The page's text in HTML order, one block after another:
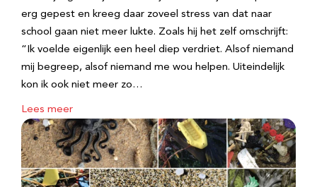
erg gepest en kreeg daar zoveel stress van dat naar
school gaan niet meer lukte. Zoals hij het zelf omschrijft:
“Ik voelde eigenlijk een heel diep verdriet. Alsof niemand
mij begreep, alsof niemand me wou helpen. Uiteindelijk
kon ik ook niet meer zo…
Lees meer